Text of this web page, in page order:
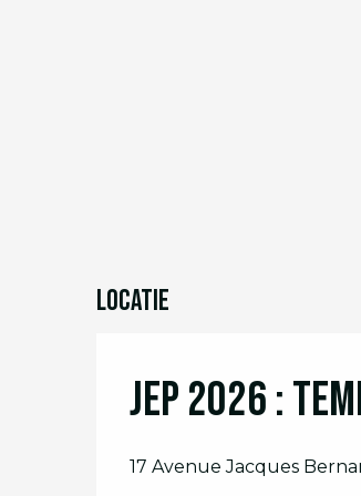
Locatie
JEP 2026 :
17 Avenue Jacques